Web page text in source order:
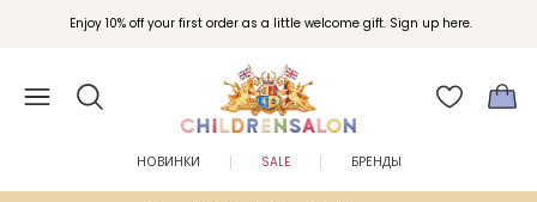
Enjoy 10% off your first order as a little welcome gift. Sign up here.
Вступайте в клуб Бонусы Childrensalon для эксклюзивных привилегий при
покупках.
НОВИНКИ SALE БРЕНДЫ